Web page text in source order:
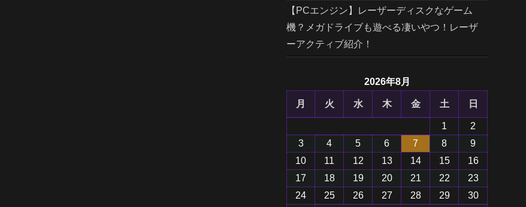
【PCエンジン】レーザーディスクなゲーム
機？メガドライブも遊べる凄いやつ！レーザ
ーアクティブ紹介！
2026年8月
月 火 水 木 金 土 日
1
2
3
4 5 6 7 8
9
10
11 12 13 14 15
16
17
18 19 20 21 22
23
24
25 26 27 28 29
30